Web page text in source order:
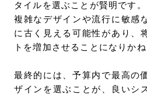
タイルを選ぶことが賢明です。
複雑なデザインや流行に敏感
に古く見える可能性があり、
トを増加させることになりかね
最終的には、予算内で最高の
ザインを選ぶことが、良いシ